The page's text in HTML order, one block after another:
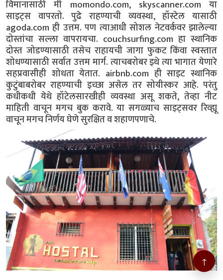
विमानासाठी मी momondo.com, skyscanner.com या
साइट्स वापरतो. पुढे राहण्याची व्यवस्था, हॉस्टेल यासाठी
agoda.com ही उत्तम. पण त्याआधी सोशल नेटवर्कवर झालेल्या
दोस्तांचा सल्ला वापरायचा. couchsurfing.com हा स्थानिक
दोस्त जोडण्यासाठी तसेच राहायची जागा फुकट किंवा स्वस्तात
शोधण्यासाठी सर्वात उत्तम मार्ग. त्याचबरोबर इथे त्या भागात येणारे
सहप्रवासीही शोधता येतात. airbnb.com ही साइट स्थानिक
कुटुंबाबरोबर राहण्याची इच्छा असेल तर सोयीस्कर आहे. परंतु
कधीकधी येथे हॉटेलसारखीही व्यवस्था असू शकते, तेव्हा नीट
माहिती वाचून मगच बुक करावे. या सगळ्याच साइट्सवर रिव्ह्यू
वाचून मगच निर्णय घेणे सुरक्षित व शहाणपणाचे.
↑